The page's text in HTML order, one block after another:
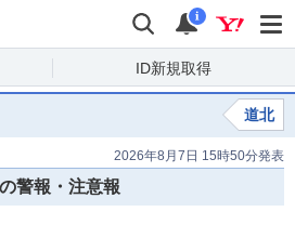
検索 通知
i
ID新規取得
道北
2026年8月7日 15時50分発表
警報・注意報